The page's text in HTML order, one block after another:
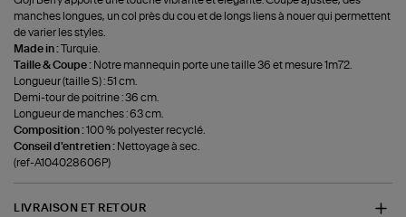
manches longues, un col près du cou et de longs liens à nouer qui permettent
de varier les styles.
Made in :
Turquie.
Taille & Coupe : Notre mannequin porte une taille 36 et mesure 1m72.
Longueur (taille S) : 51 cm.
Demi-tour de poitrine : 36 cm.
Longueur de manches : 63 cm.
Composition :100 % polyester recyclé.
Conseil d'entretien : Nettoyage à sec.
(ref-A104028606P)
LIVRAISON ET RETOUR